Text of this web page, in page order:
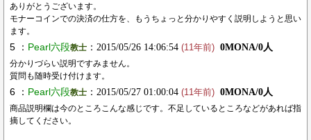
ありがとうございます。
モナーコインでの決済の仕方を、もうちょっと分かりやすく説明しようと思い
ます。
5 ： Pearl六段教士 ：2015/05/26 14:06:54 (11年前) 0MONA/0人
分かりづらい説明ですみません。
質問も随時受け付けます。
6 ： Pearl六段教士 ：2015/05/27 01:00:04 (11年前) 0MONA/0人
商品説明欄は今のところこんな感じです。不足しているところなどがあれば指
摘してください。